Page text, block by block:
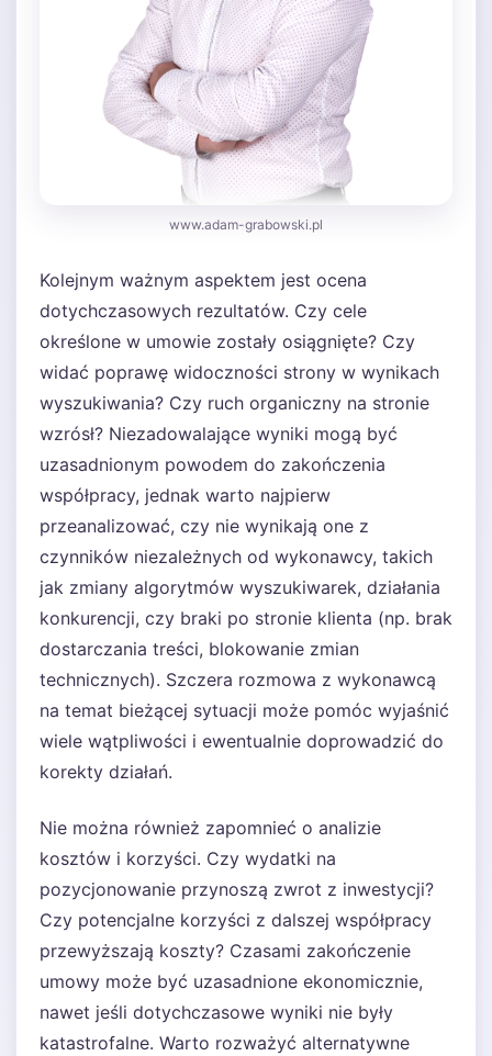
www.adam-grabowski.pl
Kolejnym ważnym aspektem jest ocena
dotychczasowych rezultatów. Czy cele
określone w umowie zostały osiągnięte? Czy
widać poprawę widoczności strony w wynikach
wyszukiwania? Czy ruch organiczny na stronie
wzrósł? Niezadowalające wyniki mogą być
uzasadnionym powodem do zakończenia
współpracy, jednak warto najpierw
przeanalizować, czy nie wynikają one z
czynników niezależnych od wykonawcy, takich
jak zmiany algorytmów wyszukiwarek, działania
konkurencji, czy braki po stronie klienta (np. brak
dostarczania treści, blokowanie zmian
technicznych). Szczera rozmowa z wykonawcą
na temat bieżącej sytuacji może pomóc wyjaśnić
wiele wątpliwości i ewentualnie doprowadzić do
korekty działań.
Nie można również zapomnieć o analizie
kosztów i korzyści. Czy wydatki na
pozycjonowanie przynoszą zwrot z inwestycji?
Czy potencjalne korzyści z dalszej współpracy
przewyższają koszty? Czasami zakończenie
umowy może być uzasadnione ekonomicznie,
nawet jeśli dotychczasowe wyniki nie były
katastrofalne. Warto rozważyć alternatywne